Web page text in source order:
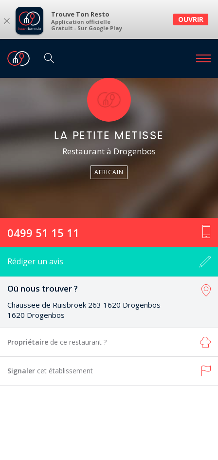
× Trouve Ton Resto
Application officielle
Gratuit - Sur Google Play
OUVRIR
LA PETITE METISSE
Restaurant à Drogenbos
AFRICAIN
0499 51 15 11
Rédiger un avis
Où nous trouver ?
Chaussee de Ruisbroek 263 1620 Drogenbos
1620 Drogenbos
Propriétaire de ce restaurant ?
Signaler cet établissement